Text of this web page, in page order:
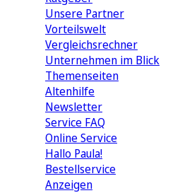
Unsere Partner
Vorteilswelt
Vergleichsrechner
Unternehmen im Blick
Themenseiten
Altenhilfe
Newsletter
Service FAQ
Online Service
Hallo Paula!
Bestellservice
Anzeigen